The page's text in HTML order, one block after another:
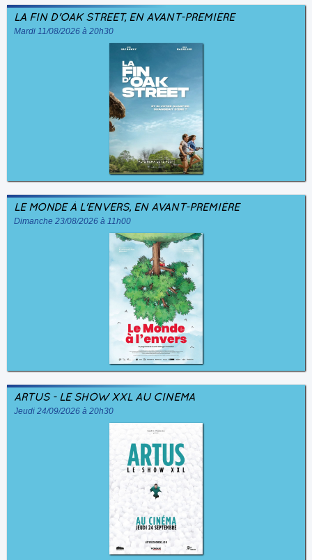
LA FIN D'OAK STREET, EN AVANT-PREMIÈRE
Mardi 11/08/2026 à 20h30
LE MONDE À L'ENVERS, EN AVANT-PREMIÈRE
Dimanche 23/08/2026 à 11h00
ARTUS - LE SHOW XXL AU CINÉMA
Jeudi 24/09/2026 à 20h30